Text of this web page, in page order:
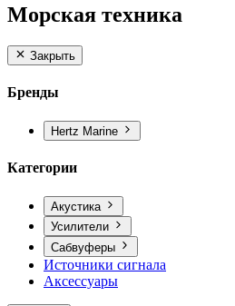
Морская техника
Закрыть
Бренды
Hertz Marine
Категории
Акустика
Усилители
Сабвуферы
Источники сигнала
Аксессуары